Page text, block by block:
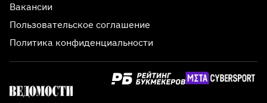
Вакансии
Пользовательское соглашение
Политика конфиденциальности